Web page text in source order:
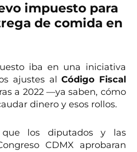
impuesto para
de comida en
iba en una iniciativa
ajustes alCódigo Fiscal
a 2022 —ya saben, cómo
dinero y esos rollos.
los diputados y las
CDMX aprobaran